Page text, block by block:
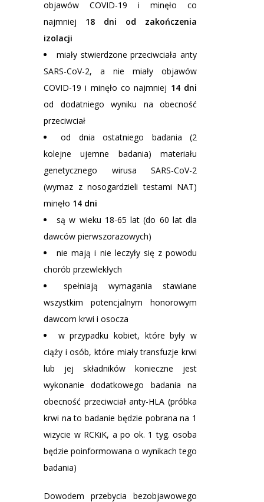
objawów COVID-19 i minęło co
najmniej 18 dni od zakończenia
izolacji
miały stwierdzone przeciwciała anty
SARS-CoV-2, a nie miały objawów
COVID-19 i minęło co najmniej 14 dni
od dodatniego wyniku na obecność
przeciwciał
od dnia ostatniego badania (2
kolejne ujemne badania) materiału
genetycznego wirusa SARS-CoV-2
(wymaz z nosogardzieli testami NAT)
minęło 14 dni
są w wieku 18-65 lat (do 60 lat dla
dawców pierwszorazowych)
nie mają i nie leczyły się z powodu
chorób przewlekłych
spełniają wymagania stawiane
wszystkim potencjalnym honorowym
dawcom krwi i osocza
w przypadku kobiet, które były w
ciąży i osób, które miały transfuzje krwi
lub jej składników konieczne jest
wykonanie dodatkowego badania na
obecność przeciwciał anty-HLA (próbka
krwi na to badanie będzie pobrana na 1
wizycie w RCKiK, a po ok. 1 tyg. osoba
będzie poinformowana o wynikach tego
badania)
Dowodem przebycia bezobjawowego